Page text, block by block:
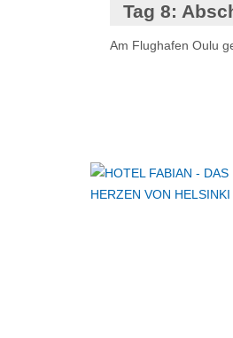
Tag 8:
Am Flughafen Oulu